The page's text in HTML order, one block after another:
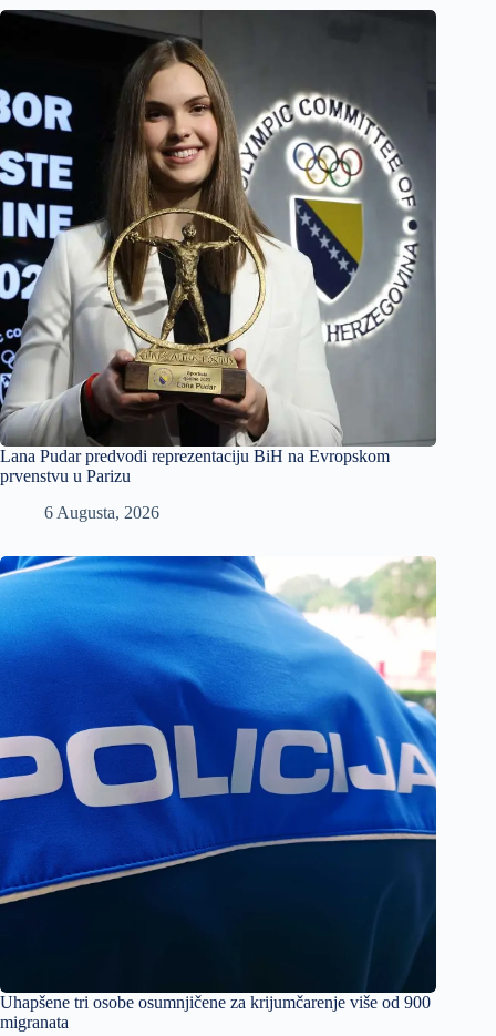
Lana Pudar predvodi reprezentaciju BiH na Evropskom
prvenstvu u Parizu
6 Augusta, 2026
Uhapšene tri osobe osumnjičene za krijumčarenje više od 900
migranata